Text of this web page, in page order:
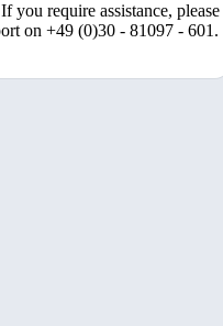
you require assistance, please
on +49 (0)30 - 81097 - 601.